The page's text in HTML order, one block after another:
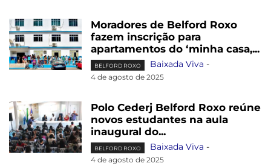
Moradores de Belford Roxo
fazem inscrição para
apartamentos do ‘minha casa,...
BELFORD ROXO Baixada Viva -
4 de agosto de 2025
Polo Cederj Belford Roxo reúne
novos estudantes na aula
inaugural do...
BELFORD ROXO Baixada Viva -
4 de agosto de 2025